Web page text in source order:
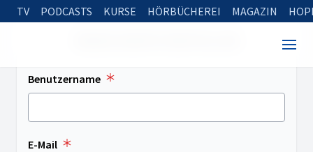
TV PODCASTS KURSE HÖRBÜCHEREI MAGAZIN
Benutzername
E-Mail